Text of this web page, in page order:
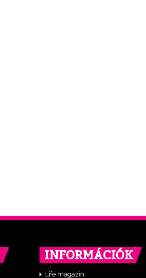
INFORMÁCIÓK
Life magazin